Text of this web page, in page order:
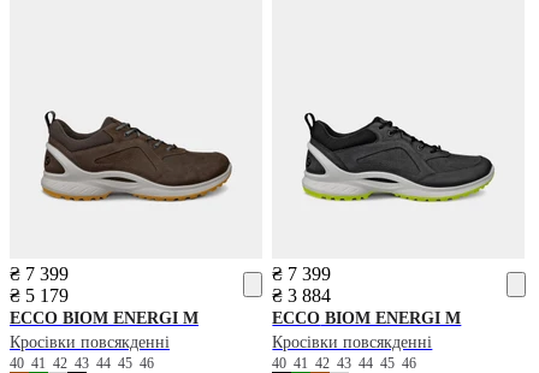
₴ 7 399
₴ 5 179
ECCO BIOM ENERGI M
Кросівки повсякденні
40 41 42 43 44 45 46
₴ 7 399
₴ 3 884
ECCO BIOM ENERGI M
Кросівки повсякденні
40414243444546